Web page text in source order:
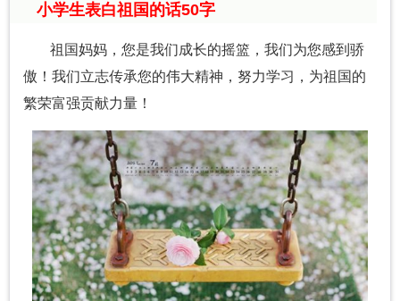
小学生表白祖国的话50字
祖国妈妈，您是我们成长的摇篮，我们为您感到骄
傲！我们立志传承您的伟大精神，努力学习，为祖国的
繁荣富强贡献力量！